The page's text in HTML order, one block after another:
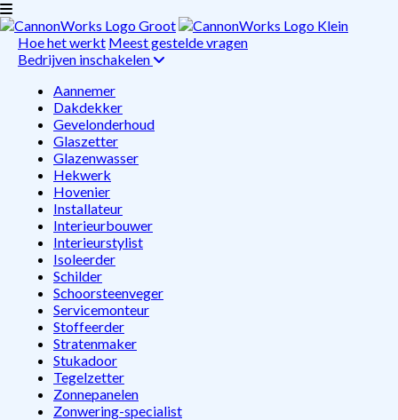
Hoe het werkt Meest gestelde vragen
Bedrijven inschakelen
Aannemer
Dakdekker
Gevelonderhoud
Glaszetter
Glazenwasser
Hekwerk
Hovenier
Installateur
Interieurbouwer
Interieurstylist
Isoleerder
Schilder
Schoorsteenveger
Servicemonteur
Stoffeerder
Stratenmaker
Stukadoor
Tegelzetter
Zonnepanelen
Zonwering-specialist